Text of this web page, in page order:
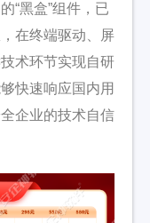
“黑盒”组件，已
在终端驱动、屏
术环节实现自研
快速响应国内用
企业的技术自信